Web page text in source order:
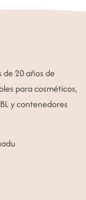
de 20 años de
para cosméticos,
y contenedores